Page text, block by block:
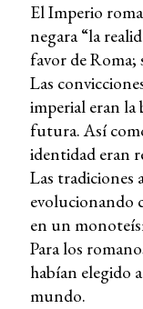
El Imperio
negara “la
favor de Roma;
Las
imperial eran la
futura. Así
identidad eran
Las tradiciones
evolucionando
en un
Para los
habían elegido
mundo.